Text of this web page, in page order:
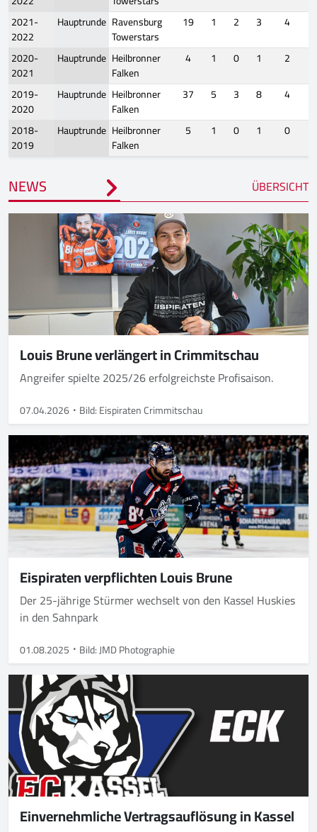
2021-
2022
Hauptrunde Ravensburg
Towerstars
19 1 2 3 4
2020-
2021
Hauptrunde Heilbronner
Falken
4 1 0 1 2
2019-
2020
Hauptrunde Heilbronner
Falken
37 5 3 8 4
2018-
2019
Hauptrunde Heilbronner
Falken
5 1 0 1 0
NEWS ÜBERSICHT
Louis Brune verlängert in Crimmitschau
Angreifer spielte 2025/26 erfolgreichste Profisaison.
07.04.2026 Bild: Eispiraten Crimmitschau
Eispiraten verpflichten Louis Brune
Der 25-jährige Stürmer wechselt von den Kassel Huskies
in den Sahnpark
01.08.2025 Bild: JMD Photographie
Einvernehmliche Vertragsauflösung in Kassel